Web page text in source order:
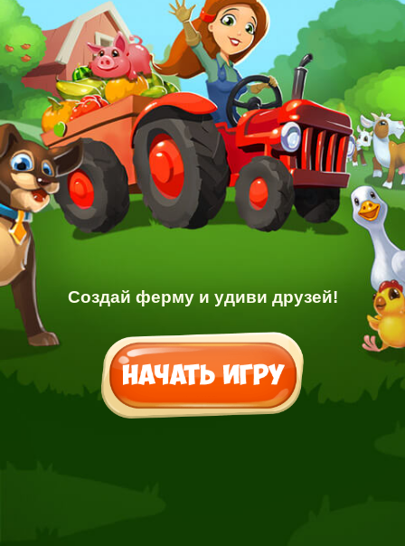
Создай ферму и удиви друзей!